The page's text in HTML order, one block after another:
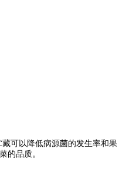
可以降低病源菌的发生率和果
的品质。